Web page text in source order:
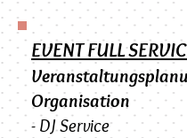
EVENT FULL
Organisation
- DJ Service